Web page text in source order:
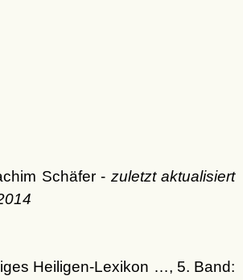
Schäfer - zuletzt aktualisiert
Heiligen-Lexikon …, 5. Band: